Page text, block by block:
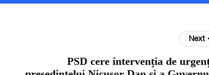
Next
PSD cere intervenția de